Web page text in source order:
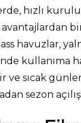
hızlı
havuzlar,
kullanıma
ve sıcak
sezon